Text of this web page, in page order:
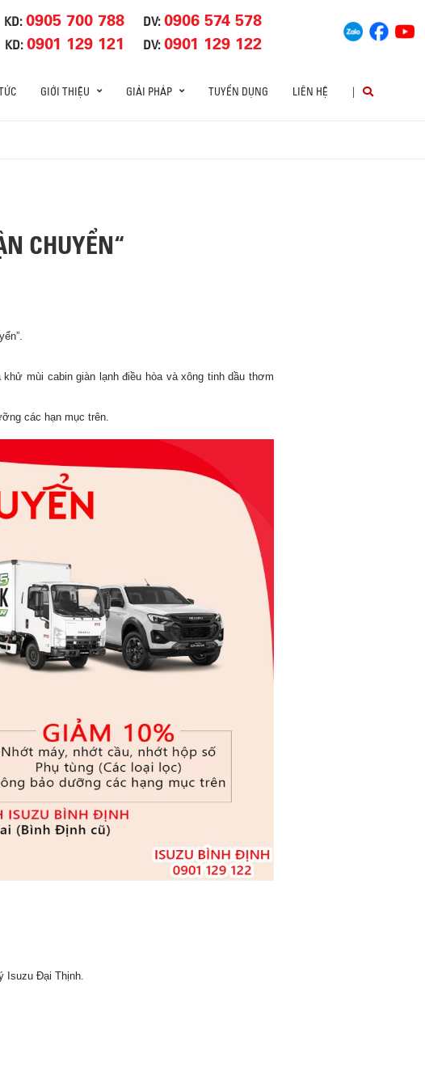
KD:0905 700 788 DV:0906 574 578
KD:0901 129 121 DV:0901 129 122
GIỚI THIỆU GIẢI PHÁP TUYỂN DỤNG LIÊN HỆ |
CHUYỂN“
mùi cabin giàn lạnh điều hòa và xông tinh dầu thơm
các hạn mục trên.
Isuzu Đại Thịnh.